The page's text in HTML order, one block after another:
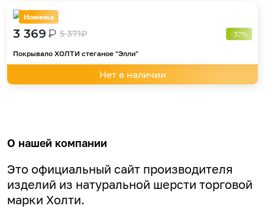
Новинка
3 369₽ 5 371₽ -37%
Покрывало ХОЛТИ стеганое "Элли"
Нет в наличии
О нашей компании
Это официальный сайт производителя
изделий из натуральной шерсти торговой
марки Холти.